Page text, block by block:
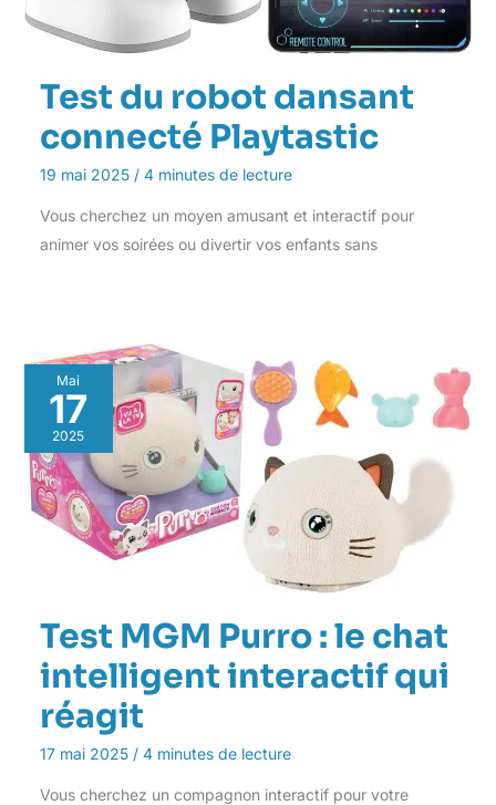
Test du robot dansant
connecté Playtastic
19 mai 2025 / 4 minutes de lecture
Vous cherchez un moyen amusant et interactif pour
animer vos soirées ou divertir vos enfants sans
Mai
17
2025
Test MGM Purro : le chat
intelligent interactif qui
réagit
17 mai 2025 / 4 minutes de lecture
Vous cherchez un compagnon interactif pour votre